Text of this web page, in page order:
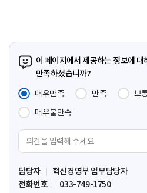
이 페이지에서 제공하는 정보에 대
만족하셨습니까?
매우만족
만족 보
매우불만족
견
입
력
담당자
혁신경영부 업무담당자
전화번호
033-749-1750